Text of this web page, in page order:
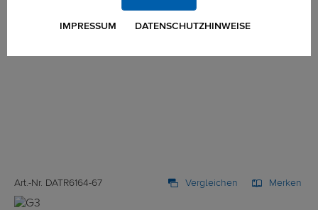
Art.-Nr. DATR6164-67 Vergleichen Merken
IMPRESSUM DATENSCHUTZHINWEISE